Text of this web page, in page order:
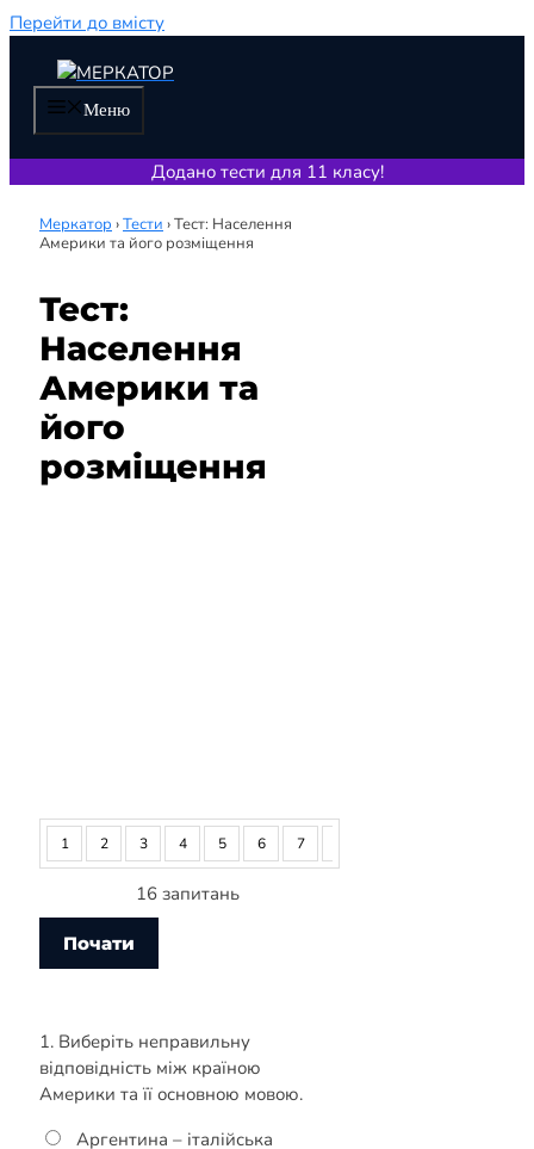
Перейти до вмісту
Меню
Додано тести для 11 класу!
Меркатор ›Тести ›Тест: Населення
Америки та його розміщення
Тест:
Населення
Америки та
його
розміщення
1 2 3 4 5 6 7
16 запитань
1. Виберіть неправильну
відповідність між країною
Америки та її основною мовою.
Аргентина – італійська